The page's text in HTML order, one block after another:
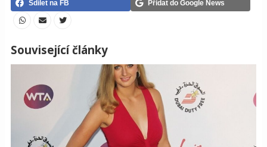
Sdílet na FB
Přidat do Google News
Související články